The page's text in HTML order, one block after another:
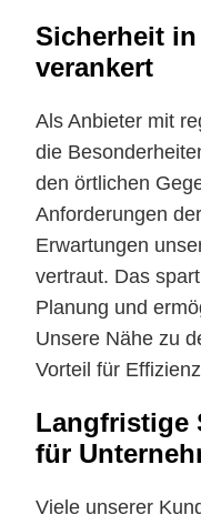
Sicherheit
verankert
Als Anbieter mit
die
den örtlichen
Anforderungen
Erwartungen
vertraut. Das
Planung und
Unsere Nähe zu
Vorteil für
Langfristige
für
Viele unserer